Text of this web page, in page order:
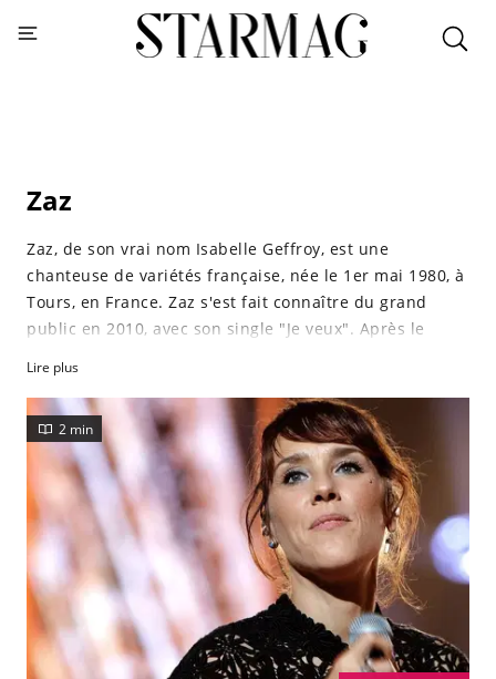
Zaz
Zaz, de son vrai nom Isabelle Geffroy, est une
chanteuse de variétés française, née le 1er mai 1980, à
Tours, en France. Zaz s'est fait connaître du grand
public en 2010, avec son single "Je veux". Après le
"Zaz", elle en sort un deuxième en 2013, "Recto Verso".
Avec cet opus, Zaz devient officiellement une star
internationale, se produisant en Russie, au Japon, aux
Etats-Unis et dans de nombreux pays en Europe.
Lire plus
2 min